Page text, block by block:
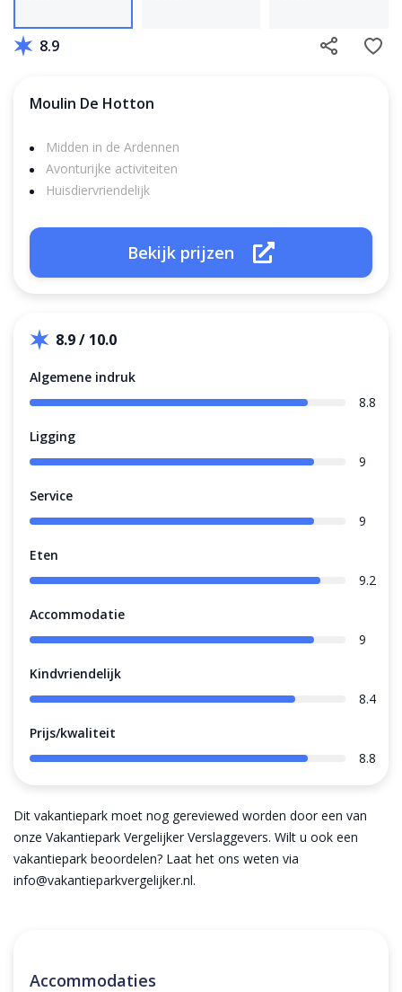
Dit vakantiepark moet nog gereviewed worden door een van
onze Vakantiepark Vergelijker Verslaggevers. Wilt u ook een
vakantiepark beoordelen? Laat het ons weten via
info@vakantieparkvergelijker.nl.
Accommodaties
8.9
Moulin De Hotton
Midden in de Ardennen
Avonturijke activiteiten
Huisdiervriendelijk
Bekijk prijzen
8.9 / 10.0
Algemene indruk
8.8
Ligging
9
Service
9
Eten
9.2
Accommodatie
9
Kindvriendelijk
8.4
Prijs/kwaliteit
8.8